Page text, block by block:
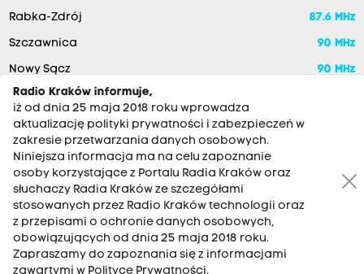
Rabka-Zdrój 87.6 MHz
Szczawnica 90 MHz
Nowy Sącz 90 MHz
RADIO KRAKÓW SA. Aleja Juliusza Słowackiego 22, 30-007
Kraków
Antena: 12 200 33 33
Radio Kraków informuje,
iż od dnia 25 maja 2018 roku wprowadza
aktualizację polityki prywatności i zabezpieczeń w
zakresie przetwarzania danych osobowych.
Niniejsza informacja ma na celu zapoznanie
osoby korzystające z Portalu Radia Kraków oraz
słuchaczy Radia Kraków ze szczegółami
stosowanych przez Radio Kraków technologii oraz
z przepisami o ochronie danych osobowych,
obowiązujących od dnia 25 maja 2018 roku.
Zapraszamy do zapoznania się z informacjami
zawartymi w Polityce Prywatności.